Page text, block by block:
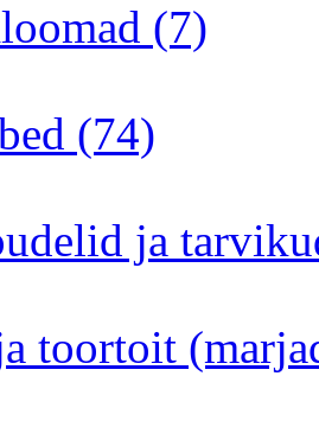
(7)
(74)
ja
toortoit